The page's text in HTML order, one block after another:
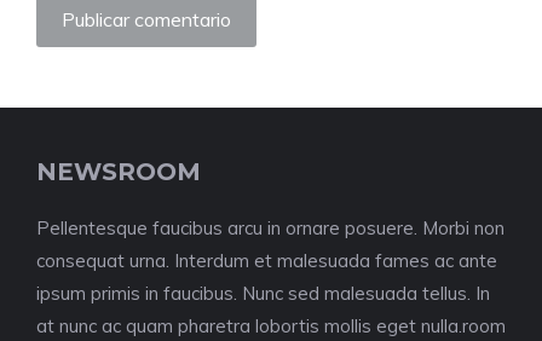
NEWSROOM
Pellentesque faucibus arcu in ornare posuere. Morbi non
consequat urna. Interdum et malesuada fames ac ante
ipsum primis in faucibus. Nunc sed malesuada tellus. In
at nunc ac quam pharetra lobortis mollis eget nulla.room